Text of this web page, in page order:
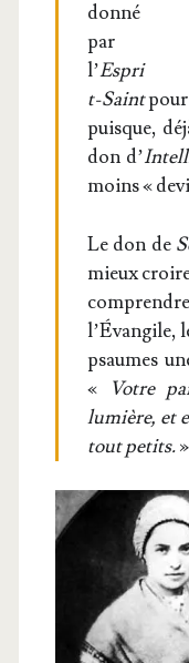
don­né
par
l’Espri
t-Saintpour
puisque,
don d’
moins «
Le don de
mieux
l’Évangile,
psaumes
«
Votre
lumière, et
tout petits.»